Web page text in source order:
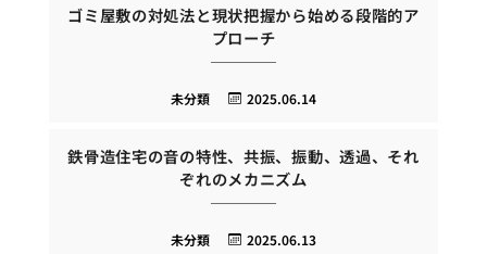
ゴミ屋敷の対処法と現状把握から始める段階的ア
プローチ
2025.06.14
未分類
鉄骨造住宅の音の特性、共振、振動、透過、それ
ぞれのメカニズム
2025.06.13
未分類